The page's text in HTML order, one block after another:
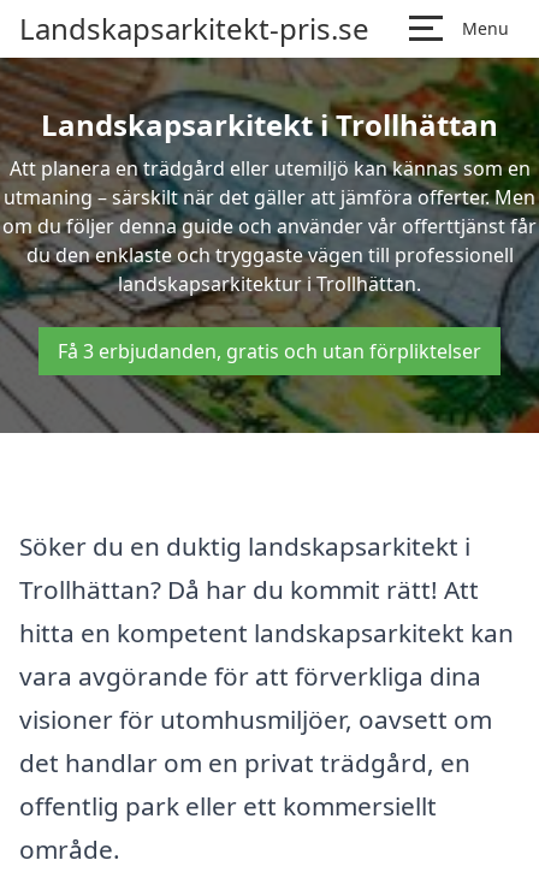
Landskapsarkitekt-pris.se Menu
Landskapsarkitekt i Trollhättan
Att planera en trädgård eller utemiljö kan kännas som en
utmaning – särskilt när det gäller att jämföra offerter. Men
om du följer denna guide och använder vår offerttjänst får
du den enklaste och tryggaste vägen till professionell
landskapsarkitektur i Trollhättan.
Få 3 erbjudanden, gratis och utan förpliktelser
Söker du en duktig landskapsarkitekt i
Trollhättan? Då har du kommit rätt! Att
hitta en kompetent landskapsarkitekt kan
vara avgörande för att förverkliga dina
visioner för utomhusmiljöer, oavsett om
det handlar om en privat trädgård, en
offentlig park eller ett kommersiellt
område.